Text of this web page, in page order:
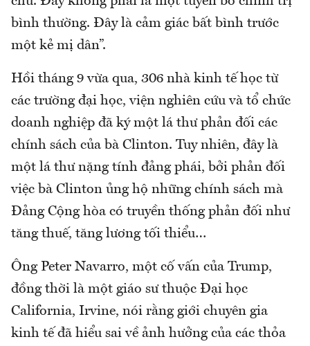
bình thường. Đây là cảm giác bất bình trước
một kẻ mị dân”.
Hồi tháng 9 vừa qua, 306 nhà kinh tế học từ
các trường đại học, viện nghiên cứu và tổ chức
doanh nghiệp đã ký một lá thư phản đối các
chính sách của bà Clinton. Tuy nhiên, đây là
một lá thư nặng tính đảng phái, bởi phản đối
việc bà Clinton ủng hộ những chính sách mà
Đảng Cộng hòa có truyền thống phản đối như
tăng thuế, tăng lương tối thiểu…
Ông Peter Navarro, một cố vấn của Trump,
đồng thời là một giáo sư thuộc Đại học
California, Irvine, nói rằng giới chuyên gia
kinh tế đã hiểu sai về ảnh hưởng của các thỏa